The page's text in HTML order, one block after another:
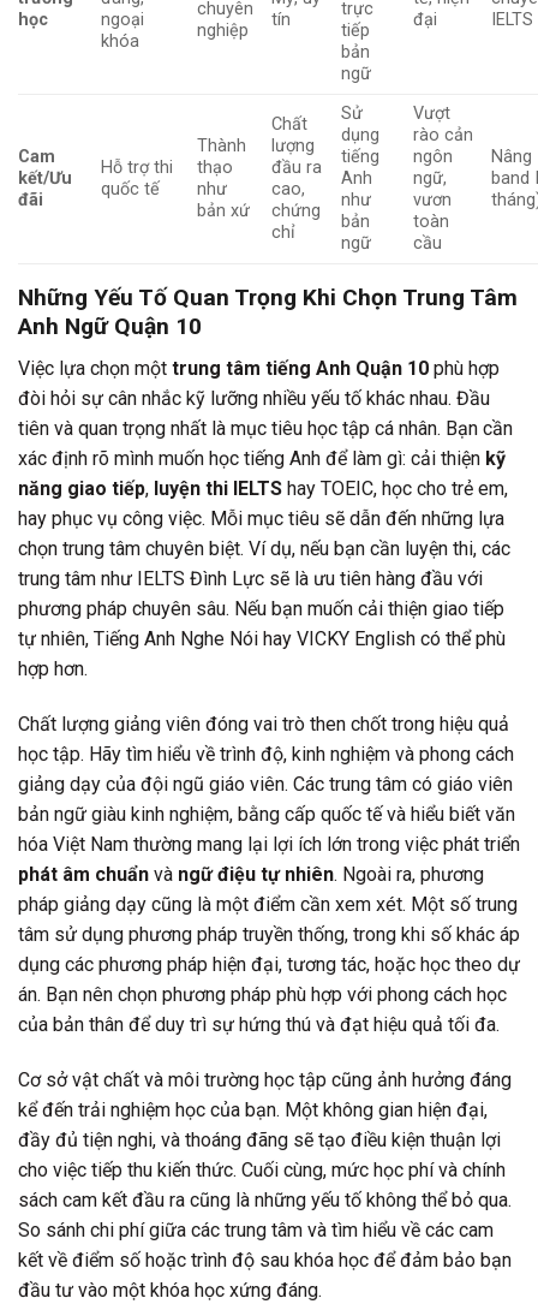
học
ngoại
khóa
chuyên
nghiệp
tín
trực
tiếp
bản
ngữ
đại
IELTS
Cam
kết/Ưu
đãi
Hỗ trợ thi
quốc tế
Thành
thạo
như
bản xứ
Chất
lượng
đầu ra
cao,
chứng
chỉ
Sử
dụng
tiếng
Anh
như
bản
ngữ
Vượt
rào cản
ngôn
ngữ,
vươn
toàn
cầu
Nâng
band
Những Yếu Tố Quan Trọng Khi Chọn Trung Tâm
Anh Ngữ Quận 10
Việc lựa chọn một trung tâm tiếng Anh Quận 10 phù hợp
đòi hỏi sự cân nhắc kỹ lưỡng nhiều yếu tố khác nhau. Đầu
tiên và quan trọng nhất là mục tiêu học tập cá nhân. Bạn cần
xác định rõ mình muốn học tiếng Anh để làm gì: cải thiện kỹ
năng giao tiếp, luyện thi IELTS hay TOEIC, học cho trẻ em,
hay phục vụ công việc. Mỗi mục tiêu sẽ dẫn đến những lựa
chọn trung tâm chuyên biệt. Ví dụ, nếu bạn cần luyện thi, các
trung tâm như IELTS Đình Lực sẽ là ưu tiên hàng đầu với
phương pháp chuyên sâu. Nếu bạn muốn cải thiện giao tiếp
tự nhiên, Tiếng Anh Nghe Nói hay VICKY English có thể phù
hợp hơn.
Chất lượng giảng viên đóng vai trò then chốt trong hiệu quả
học tập. Hãy tìm hiểu về trình độ, kinh nghiệm và phong cách
giảng dạy của đội ngũ giáo viên. Các trung tâm có giáo viên
bản ngữ giàu kinh nghiệm, bằng cấp quốc tế và hiểu biết văn
hóa Việt Nam thường mang lại lợi ích lớn trong việc phát triển
phát âm chuẩn và ngữ điệu tự nhiên. Ngoài ra, phương
pháp giảng dạy cũng là một điểm cần xem xét. Một số trung
tâm sử dụng phương pháp truyền thống, trong khi số khác áp
dụng các phương pháp hiện đại, tương tác, hoặc học theo dự
án. Bạn nên chọn phương pháp phù hợp với phong cách học
của bản thân để duy trì sự hứng thú và đạt hiệu quả tối đa.
Cơ sở vật chất và môi trường học tập cũng ảnh hưởng đáng
kể đến trải nghiệm học của bạn. Một không gian hiện đại,
đầy đủ tiện nghi, và thoáng đãng sẽ tạo điều kiện thuận lợi
cho việc tiếp thu kiến thức. Cuối cùng, mức học phí và chính
sách cam kết đầu ra cũng là những yếu tố không thể bỏ qua.
So sánh chi phí giữa các trung tâm và tìm hiểu về các cam
kết về điểm số hoặc trình độ sau khóa học để đảm bảo bạn
đầu tư vào một khóa học xứng đáng.